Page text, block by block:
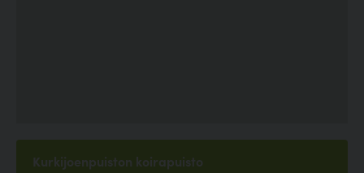
Kurkijoenpuiston koirapuisto